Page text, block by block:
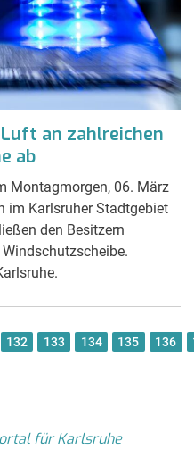
an zahlreichen
ab
Montagmorgen, 06. März
im Karlsruher Stadtgebiet
den Besitzern
132 133 134 135 136
für Karlsruhe